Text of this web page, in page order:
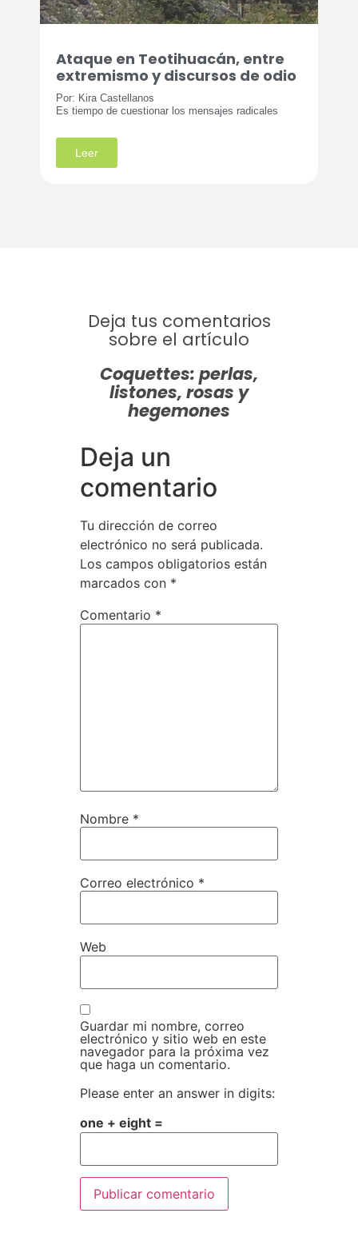
Ataque en Teotihuacán, entre
extremismo y discursos de odio
Por: Kira Castellanos
Es tiempo de cuestionar los mensajes radicales
Leer
Deja tus comentarios
sobre el artículo
Coquettes: perlas,
listones, rosas y
hegemones
Deja un
comentario
Tu dirección de correo
electrónico no será publicada.
Los campos obligatorios están
marcados con *
Comentario *
Nombre *
Correo electrónico *
Web
Guardar mi nombre, correo
electrónico y sitio web en este
navegador para la próxima vez
que haga un comentario.
Please enter an answer in digits:
one + eight =